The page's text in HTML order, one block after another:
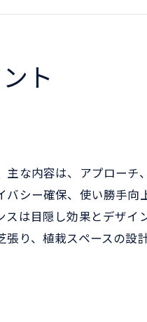
しない計画の立て方
両立の外構工事ポイント
ある施工例解説
事施工例を事例で紹介
を押さえるポイント
から完成までの進め方
ト
な内容は、アプロー
シー確保、使い勝手
は目隠し効果とデザ
り、植栽スペースの